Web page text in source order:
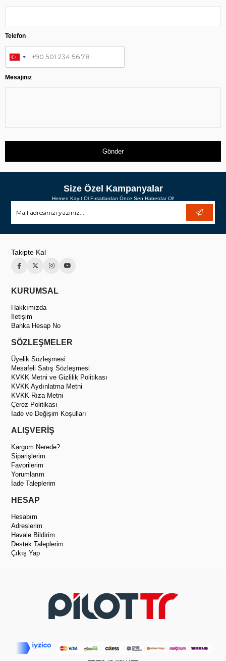
Telefon
Mesajınız
Gönder
Size Özel Kampanyalar
Hemen Kayıt Ol Fırsatlardan Önce Sen Haberdar Ol!
Takipte Kal
KURUMSAL
Hakkımızda
İletişim
Banka Hesap No
SÖZLEŞMELER
Üyelik Sözleşmesi
Mesafeli Satış Sözleşmesi
KVKK Metni ve Gizlilik Politikası
KVKK Aydınlatma Metni
KVKK Rıza Metni
Çerez Politikası
İade ve Değişim Koşulları
ALIŞVERİŞ
Kargom Nerede?
Siparişlerim
Favorilerim
Yorumlarım
İade Taleplerim
HESAP
Hesabım
Adreslerim
Havale Bildirim
Destek Taleplerim
Çıkış Yap